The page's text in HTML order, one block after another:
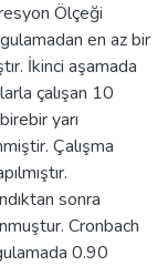
Ölçeği
en az bir
İkinci aşamada
çalışan 10
yarı
Çalışma
sonra
Cronbach
0.90